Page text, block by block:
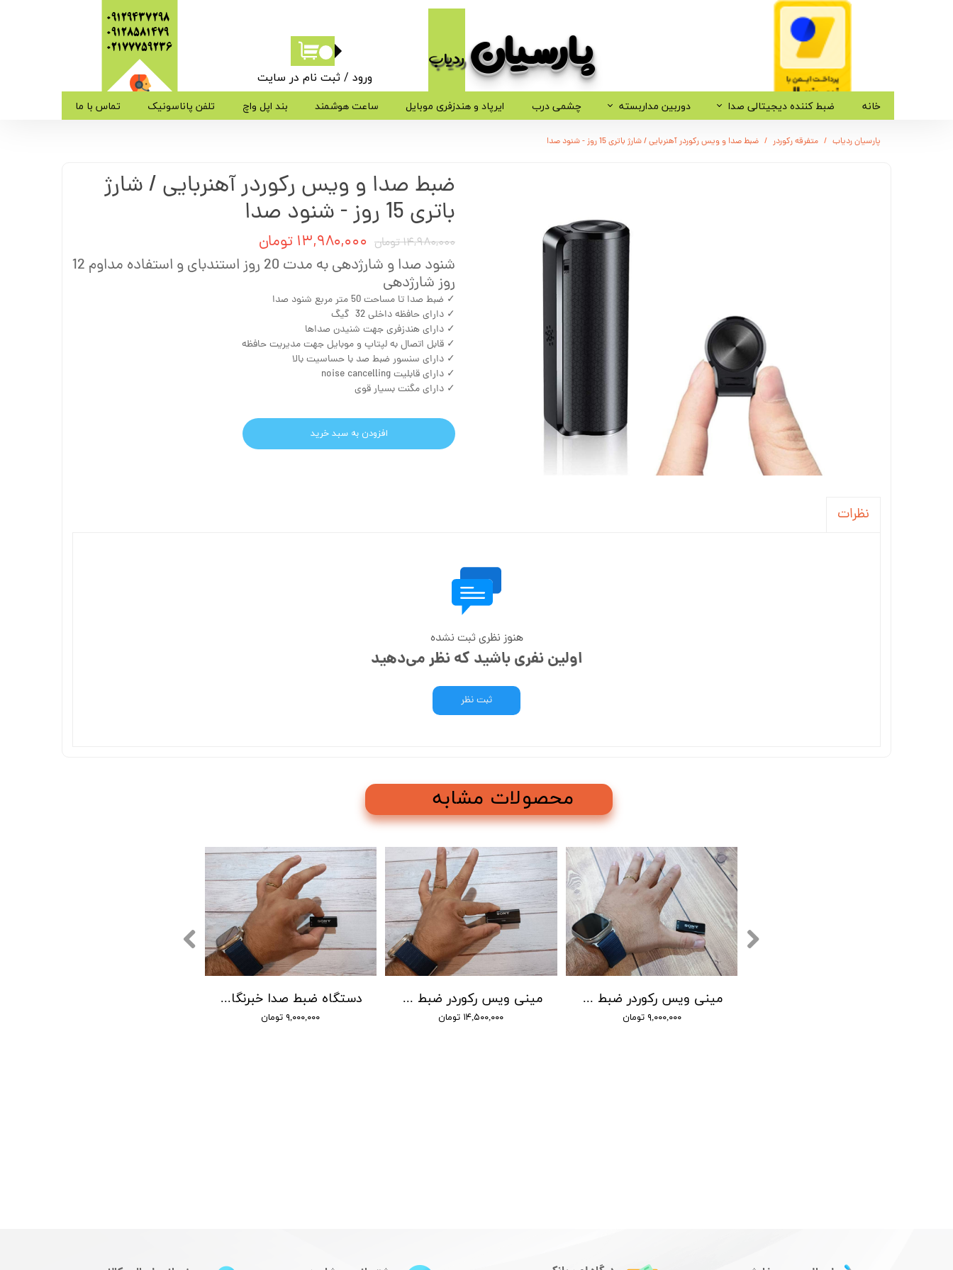
پارسیان​​​​​​​ردیاب
09129437298
09128581479
​​​​​​​02177759236
ورود /ثبت نام در سایت
حساب کاربری من
خروج از حساب کاربری
خانه ضبط کننده دیجیتالی صدا دوربین مداربسته چشمی درب ایرپاد و هندزفری موبایل ساعت هوشمند بند اپل واچ تلفن پاناسونیک تماس با ما
پارسیان ردیاب متفرقه رکوردر ضبط صدا و ویس رکوردر آهنربایی / شارژ باتری 15 روز - شنود صدا
ضبط صدا و ویس رکوردر آهنربایی / شارژ
باتری 15 روز - شنود صدا
۱۴,۹۸۰,۰۰۰ تومان
۱۳,۹۸۰,۰۰۰ تومان
شنود صدا و شارژدهی به مدت 20 روز استندبای و استفاده مداوم 12
روز شارژدهی
✓ ضبط صدا تا مساحت 50 متر مربع شنود صدا
✓ دارای حافظه داخلی 32 گیگ
✓ دارای هندزفری جهت شنیدن صداها
✓ قابل اتصال به لپتاپ و موبایل جهت مدیریت حافظه
✓ دارای سنسور ضبط صد با حساسیت بالا
✓ دارای قابلیت noise cancelling
✓ دارای مگنت بسیار قوی
افزودن به سبد خرید
نظرات
هنوز نظری ثبت نشده
اولین نفری باشید که نظر می‌دهید
ثبت نظر
دستگاه ضبط صدا خبرنگاری سونی - شنود صدا
۹,۰۰۰,۰۰۰ تومان
مینی ویس رکوردر ضبط صدا سونی - شنود صدا
۱۴,۵۰۰,۰۰۰ تومان
مینی ویس رکوردر ضبط صدا سونی - شنود صدا
۹,۰۰۰,۰۰۰ تومان
محصولات مشابه